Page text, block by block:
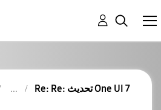
Re: Re: تحديث One UI 7